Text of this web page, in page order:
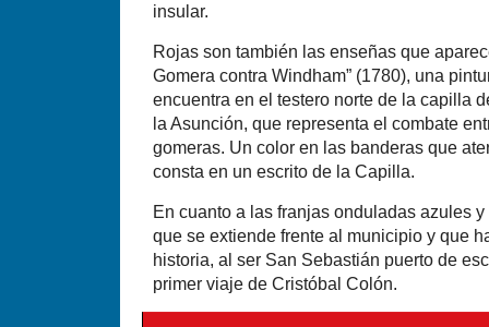
insular.
Rojas son también las enseñas que
Gomera contra Windham” (1780), una
encuentra en el testero norte de la capilla
la Asunción, que representa el combate
gomeras. Un color en las banderas que
consta en un escrito de la Capilla.
En cuanto a las franjas onduladas azules
que se extiende frente al municipio y que
historia, al ser San Sebastián puerto de
primer viaje de Cristóbal Colón.